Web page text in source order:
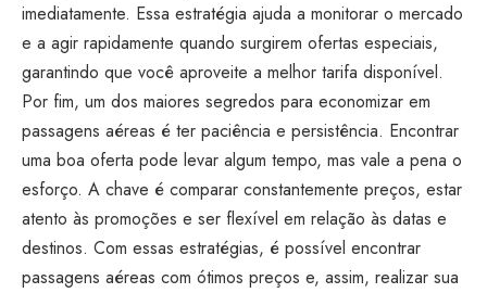
imediatamente. Essa estratégia ajuda a monitorar o mercado
e a agir rapidamente quando surgirem ofertas especiais,
garantindo que você aproveite a melhor tarifa disponível.
Por fim, um dos maiores segredos para economizar em
passagens aéreas é ter paciência e persistência. Encontrar
uma boa oferta pode levar algum tempo, mas vale a pena o
esforço. A chave é comparar constantemente preços, estar
atento às promoções e ser flexível em relação às datas e
destinos. Com essas estratégias, é possível encontrar
passagens aéreas com ótimos preços e, assim, realizar sua